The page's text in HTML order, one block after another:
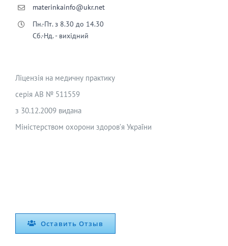
materinkainfo@ukr.net
Пн.-Пт. з 8.30 до 14.30
Сб.-Нд. - вихідний
Ліцензія на медичну практику
серія АВ № 511559
з 30.12.2009 видана
Міністерством охорони здоров’я України
Оставить Отзыв